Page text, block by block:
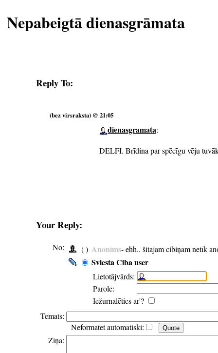
Nepabeigtā dienasgrāmata
Reply To:
(bez virsraksta) @ 21:05
dienasgramata:
DELFI. Brīdina par spēcīgu vēju
Your Reply:
No: ( ) Anonīms- ehh.. šitajam cibiņam netīk
Sviesta Ciba user
Lietotājvārds:
Parole:
Iežurnalēties ar'?
Temats:
Neformatēt automātiski:
Ziņa: